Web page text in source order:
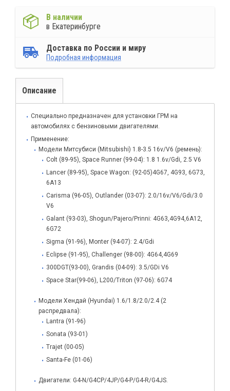
В наличии
в Екатеринбурге
Доставка по России и миру
Подробная информация
Описание
Специально предназначен для установки ГРМ на
автомобилях с бензиновыми двигателями.
Применение:
Модели Митсубиси (Mitsubishi) 1.8-3.5 16v/V6 (ремень):
Colt (89-95), Space Runner (99-04): 1.8 1.6v/Gdi, 2.5 V6
Lancer (89-95), Space Wagon: (92-05)4G67, 4G93, 6G73,
6A13
Carisma (96-05), Outlander (03-07): 2.0/16v/V6/Gdi/3.0
V6
Galant (93-03), Shogun/Pajero/Prinni: 4G63,4G94,6A12,
6G72
Sigma (91-96), Monter (94-07): 2.4/Gdi
Eclipse (91-95), Challenger (98-00): 4G64,4G69
300DGT(93-00), Grandis (04-09): 3.5/GDi V6
Space Star(99-06), L200/Triton (97-06): 6G74
Модели Хендай (Hyundai) 1.6/1.8/2.0/2.4 (2
распредвала):
Lantra (91-96)
Sonata (93-01)
Trajet (00-05)
Santa-Fe (01-06)
Двигатели: G4-N/G4CP/4JP/G4-P/G4-R/G4JS.